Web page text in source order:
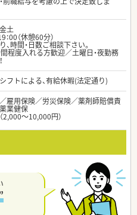
土
：00（休憩60分）
時間・日数ご相談下さい。
程度入れる方歓迎／土曜日・夜勤務
フトによる、有給休暇(法定通り)
雇用保険／労災保険／薬剤師賠償責
業健保
2,000～10,000円）